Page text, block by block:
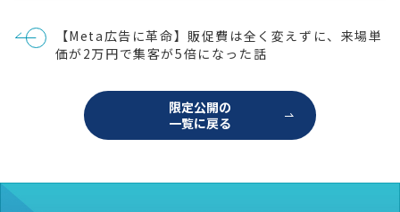
クライアントボイス
資料ダウンロード
投
稿
【Meta広告に革命】販促費は全く変えずに、来場単
価が2万円で集客が5倍になった話
限定公開の
一覧に戻る